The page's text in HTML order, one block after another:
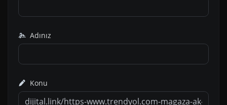
Adınız
Konu